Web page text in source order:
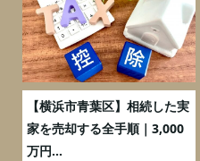
【横浜市青葉区】相続した実
家を売却する全手順｜3,000
万円...